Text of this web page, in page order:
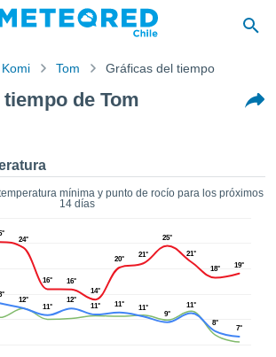
Komi Tom Gráficas del tiempo
de Tom
mínima y punto de rocío para los próximos
14 días
24°
16°
16°
14°
20°
21°
25°
21°
18°
19°
12°
11°
12°
11° 11° 11°
9°
11°
8°
7°